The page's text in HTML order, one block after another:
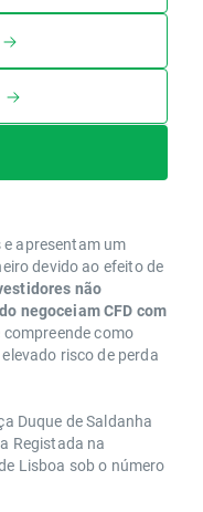
apresentam um
devido ao efeito de
não
negoceiam CFD com
compreende como
risco de perda
Duque de Saldanha
Registada na
Lisboa sob o número